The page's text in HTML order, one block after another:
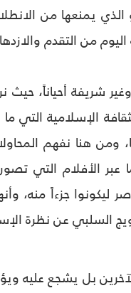
يمنعها من
من التقدم
شريفة أحياناً،
الإسلامية
ومن هنا نفهم
عبر الأفلام التي
ليكونوا جزءاً منه،
السلبي عن نظرة
بل يشجع عليه